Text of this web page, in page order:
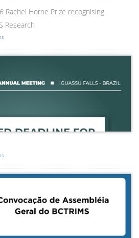
Rachel Horne Prize recognising
Research